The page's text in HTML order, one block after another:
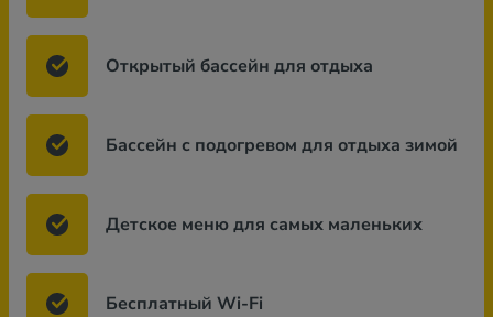
Открытый бассейн для отдыха
Бассейн с подогревом для отдыха зимой
Детское меню для самых маленьких
Бесплатный Wi-Fi